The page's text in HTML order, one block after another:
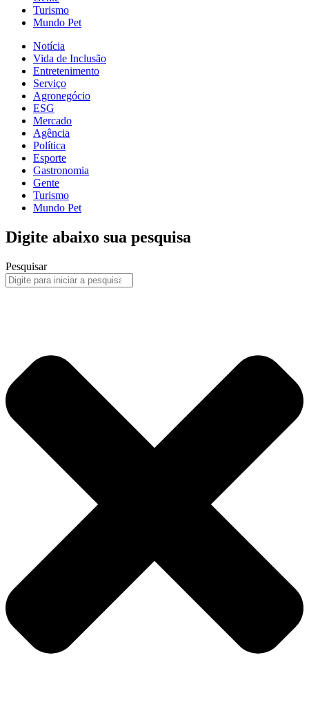
Turismo
Mundo Pet
Notícia
Vida de Inclusão
Entretenimento
Serviço
Agronegócio
ESG
Mercado
Agência
Política
Esporte
Gastronomia
Gente
Turismo
Mundo Pet
Digite abaixo sua pesquisa
Pesquisar